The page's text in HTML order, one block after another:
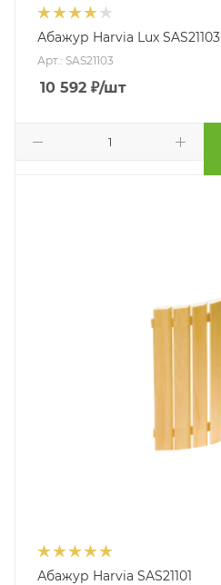
Абажур Harvia Lux SAS21103
Арт.: SAS21103
10 592 ₽/шт
Абажур Harvia SAS21101